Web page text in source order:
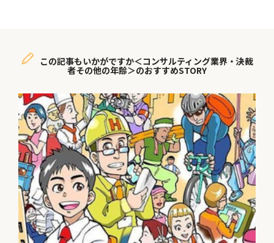
この記事もいかがですか＜コンサルティング業界・決裁
者その他の年齢＞のおすすめSTORY